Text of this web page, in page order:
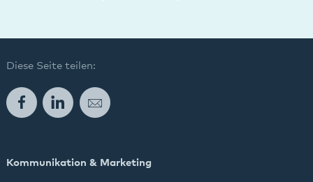
Diese Seite teilen:
FacebookLinkedInE-Mail
Kommunikation & Marketing